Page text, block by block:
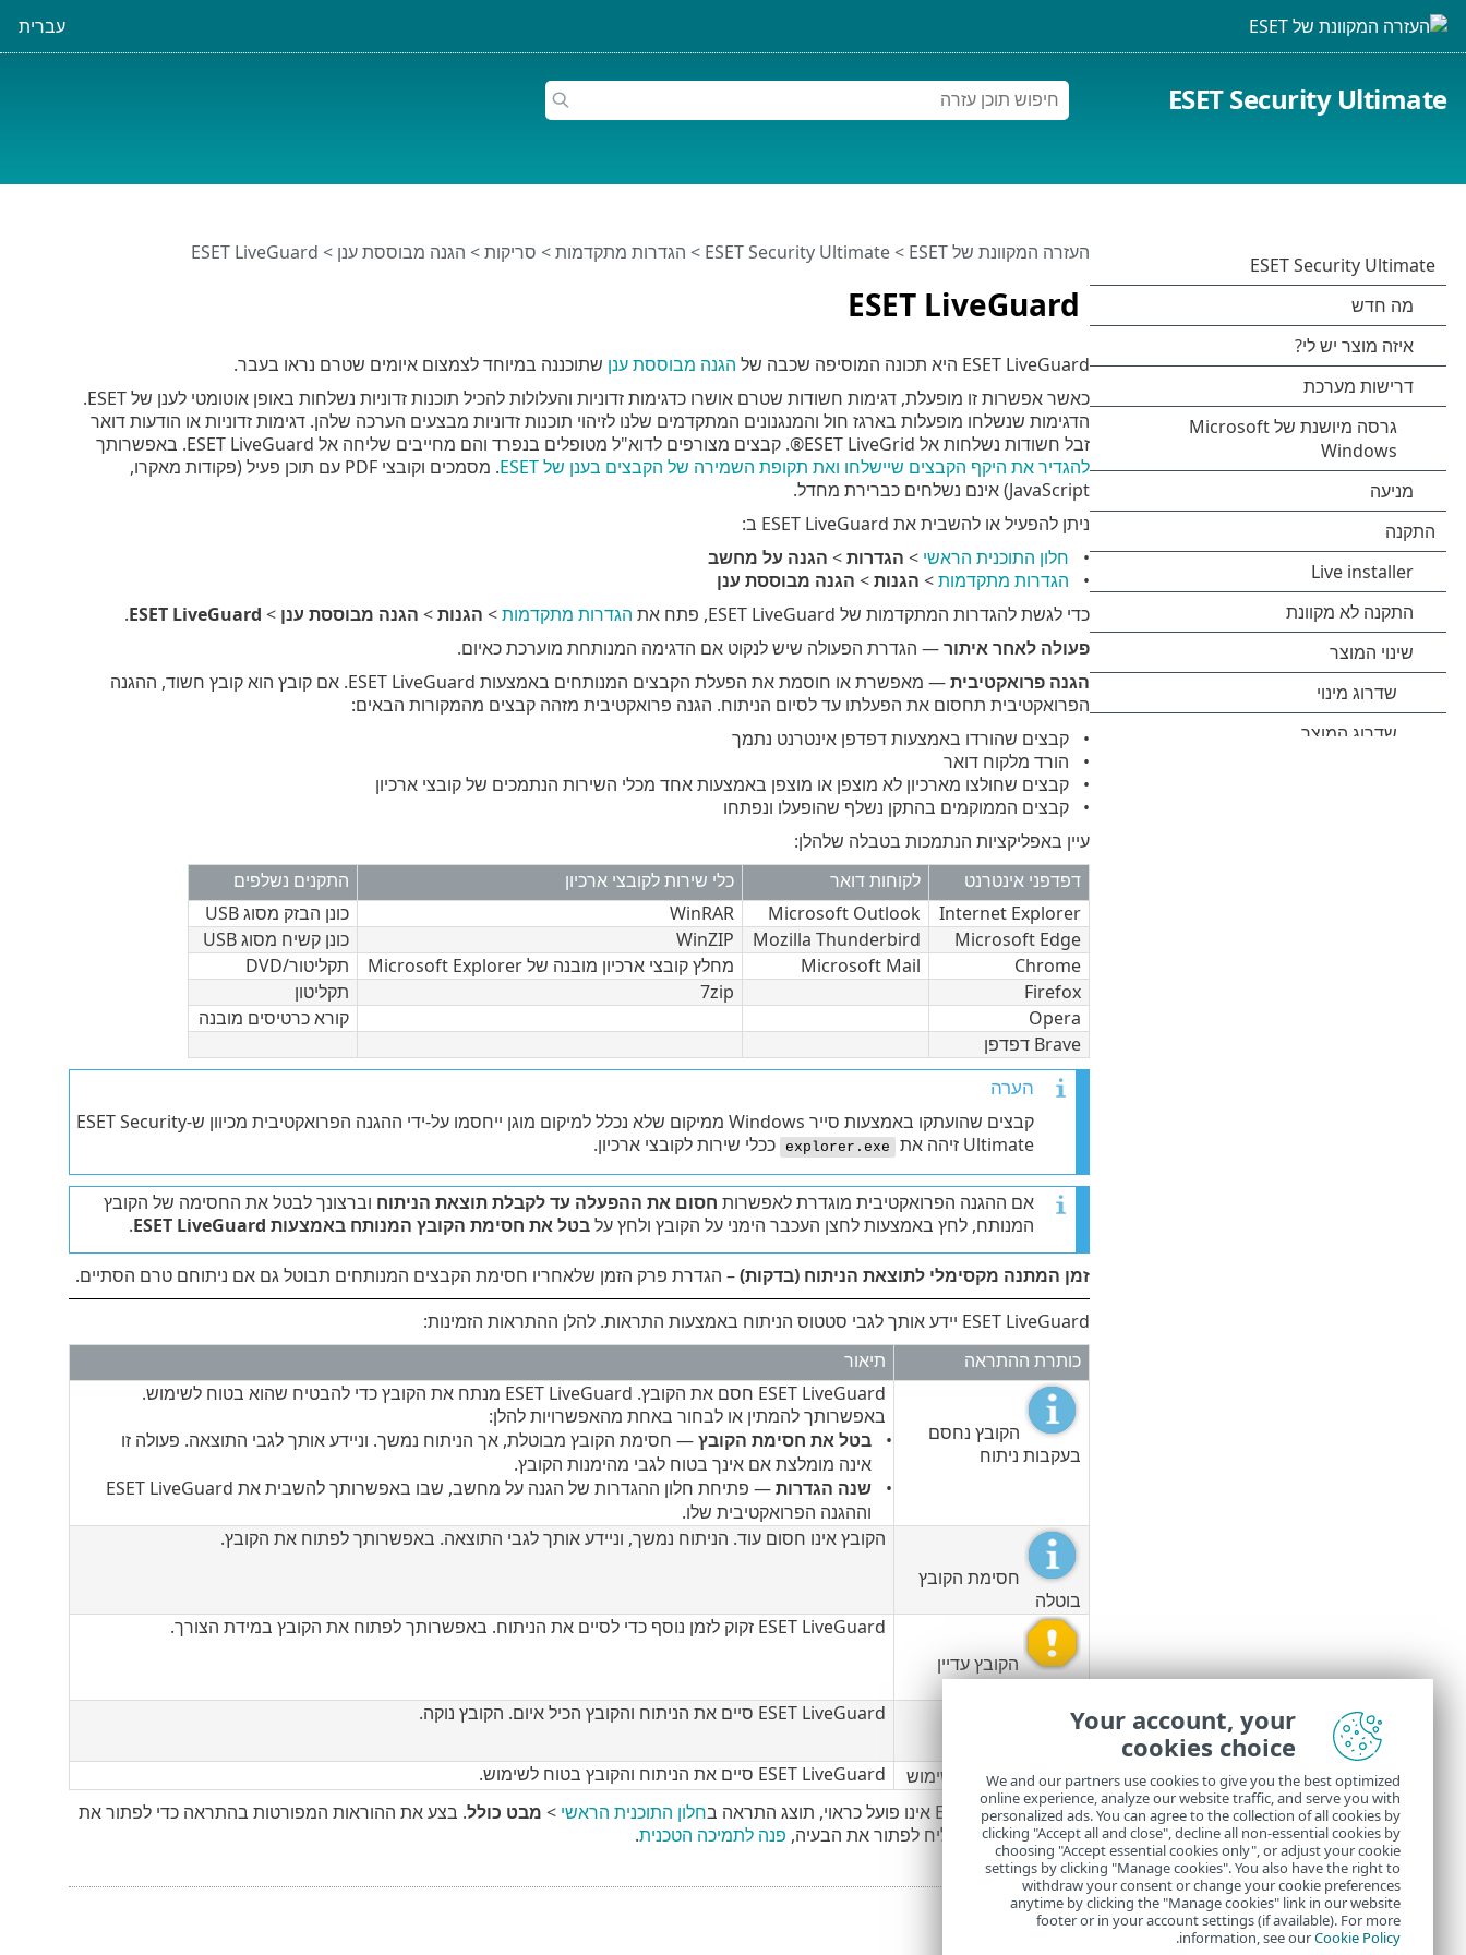
עברית
ESET Security Ultimate
ESET LiveGuard
העזרה המקוונת של ESET >
ESET Security Ultimate
> הגדרות מתקדמות> סריקות> הגנה מבוססת ענן > ESET LiveGuard
ESET LiveGuard היא תכונה המוסיפה שכבה של הגנה מבוססת ענן שתוכננה במיוחד לצמצום איומים שטרם נראו בעבר.
כאשר אפשרות זו מופעלת, דגימות חשודות שטרם אושרו כדגימות זדוניות והעלולות להכיל תוכנות זדוניות נשלחות באופן אוטומטי לענן של ESET.
הדגימות שנשלחו מופעלות בארגז חול והמנגנונים המתקדמים שלנו לזיהוי תוכנות זדוניות מבצעים הערכה שלהן. דגימות זדוניות או הודעות דואר
זבל חשודות נשלחות אל ESET LiveGrid®. קבצים מצורפים לדוא"ל מטופלים בנפרד והם מחייבים שליחה אל ESET LiveGuard. באפשרותך
להגדיר את היקף הקבצים שיישלחו ואת תקופת השמירה של הקבצים בענן של ESET
. מסמכים וקובצי PDF עם תוכן פעיל (פקודות מאקרו,
JavaScript) אינם נשלחים כברירת מחדל.
ניתן להפעיל או להשבית את ESET LiveGuard ב:
חלון התוכנית הראשי > הגדרות> הגנה על מחשב
הגדרות מתקדמות> הגנות> הגנה מבוססת ענן
כדי לגשת להגדרות המתקדמות של ESET LiveGuard, פתח את
הגדרות מתקדמות> הגנות> הגנה מבוססת ענן >
ESET LiveGuard
.
פעולה לאחר איתור— הגדרת הפעולה שיש לנקוט אם הדגימה המנותחת מוערכת כאיום.
הגנה פרואקטיבית
— מאפשרת או חוסמת את הפעלת הקבצים המנותחים באמצעות ESET LiveGuard. אם קובץ הוא קובץ חשוד, ההגנה
הפרואקטיבית תחסום את הפעלתו עד לסיום הניתוח. הגנה פרואקטיבית מזהה קבצים מהמקורות הבאים:
קבצים שהורדו באמצעות דפדפן אינטרנט נתמך
הורד מלקוח דואר
קבצים שחולצו מארכיון לא מוצפן או מוצפן באמצעות אחד מכלי השירות הנתמכים של קובצי ארכיון
קבצים הממוקמים בהתקן נשלף שהופעלו ונפתחו
עיין באפליקציות הנתמכות בטבלה שלהלן:
דפדפני אינטרנט
לקוחות דואר כלי שירות לקובצי ארכיון
התקנים נשלפים
Internet Explorer
Microsoft Outlook
WinRAR
כונן הבזק מסוג USB
Microsoft Edge
Mozilla Thunderbird
WinZIP
כונן קשיח מסוג USB
Chrome
Microsoft Mail מחלץ קובצי ארכיון מובנה של Microsoft Explorer
תקליטור/DVD
Firefox
7zip
תקליטון
Opera
קורא כרטיסים מובנה
Brave דפדפן
הערה
קבצים שהועתקו באמצעות סייר Windows ממיקום שלא נכלל למיקום מוגן ייחסמו על-ידי ההגנה הפרואקטיבית מכיוון ש-ESET Security
Ultimate זיהה את
explorer.exe ככלי שירות לקובצי ארכיון.
אם ההגנה הפרואקטיבית מוגדרת לאפשרות חסום את ההפעלה עד לקבלת תוצאת הניתוח וברצונך לבטל את החסימה של הקובץ
המנותח, לחץ באמצעות לחצן העכבר הימני על הקובץ ולחץ עלבטל את חסימת הקובץ המנותח באמצעות ESET LiveGuard .
זמן המתנה מקסימלי לתוצאת הניתוח (בדקות)– הגדרת פרק הזמן שלאחריו חסימת הקבצים המנותחים תבוטל גם אם ניתוחם טרם הסתיים.
ESET LiveGuard יידע אותך לגבי סטטוס הניתוח באמצעות התראות. להלן ההתראות הזמינות:
כותרת ההתראה
תיאור
הקובץ נחסם
בעקבות ניתוח
ESET LiveGuard חסם את הקובץ. ESET LiveGuard מנתח את הקובץ כדי להבטיח שהוא בטוח לשימוש.
באפשרותך להמתין או לבחור באחת מהאפשרויות להלן:
בטל את חסימת הקובץ— חסימת הקובץ מבוטלת, אך הניתוח נמשך. וניידע אותך לגבי התוצאה. פעולה זו
אינה מומלצת אם אינך בטוח לגבי מהימנות הקובץ.
שנה הגדרות
— פתיחת חלון ההגדרות של הגנה על מחשב, שבו באפשרותך להשבית את ESET LiveGuard
וההגנה הפרואקטיבית שלו.
חסימת הקובץ
בוטלה
הקובץ אינו חסום עוד. הניתוח נמשך, וניידע אותך לגבי התוצאה. באפשרותך לפתוח את הקובץ.
הקובץ עדיין
בניתוח
ESET LiveGuard זקוק לזמן נוסף כדי לסיים את הניתוח. באפשרותך לפתוח את הקובץ במידת הצורך.
ESET LiveGuard סיים את הניתוח והקובץ הכיל איום. הקובץ נוקה.
הקובץ בטוח לשימוש
ESET LiveGuard סיים את הניתוח והקובץ בטוח לשימוש.
אם ESET LiveGuard אינו פועל כראוי, תוצג התראה ב
חלון התוכנית הראשי > מבט כולל. בצע את ההוראות המפורטות בהתראה כדי לפתור את
הבעיה. אם אינך מצליח לפתור את הבעיה, פנה לתמיכה הטכנית.
Your account, your
cookies choice
We and our partners use cookies to give you the best optimized
online experience, analyze our website traffic, and serve you with
personalized ads. You can agree to the collection of all cookies by
clicking "Accept all and close", decline all non-essential cookies by
choosing "Accept essential cookies only", or adjust your cookie
settings by clicking "Manage cookies". You also have the right to
withdraw your consent or change your cookie preferences
anytime by clicking the "Manage cookies" link in our website
footer or in your account settings (if available). For more
information, see ourCookie Policy
.